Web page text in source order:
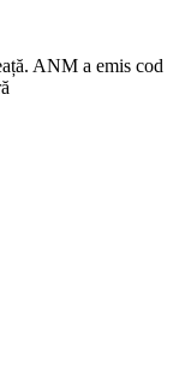
ANM a emis cod